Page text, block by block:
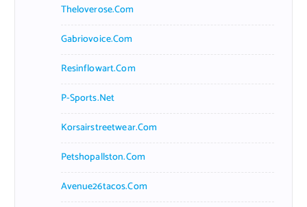
Theloverose.com
Gabriovoice.com
Resinflowart.com
P-Sports.net
Korsairstreetwear.com
Petshopallston.com
Avenue26tacos.com